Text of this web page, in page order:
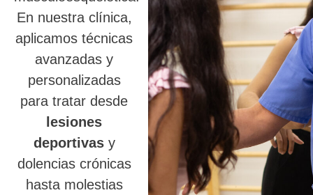
En nuestra clínica,
aplicamos técnicas
avanzadas y
personalizadas
para tratar desde
lesiones
deportivasy
dolencias crónicas
hasta molestias